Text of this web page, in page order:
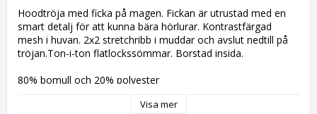
Hoodtröja med ficka på magen. Fickan är utrustad med en
smart detalj för att kunna bära hörlurar. Kontrastfärgad
mesh i huvan. 2x2 stretchribb i muddar och avslut nedtill på
tröjan.Ton-i-ton flatlockssömmar. Borstad insida.
80% bomull och 20% polyester
Märkning: Stor hund mitt på bröst, vitt tryck nedtill på rygg.
Visa mer